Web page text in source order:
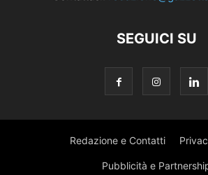
SEGUICI SU
Redazione e Contatti
Pubblicità e